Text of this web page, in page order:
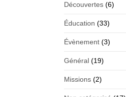
Découvertes (6)
Éducation (33)
Évènement (3)
Général (19)
Missions (2)